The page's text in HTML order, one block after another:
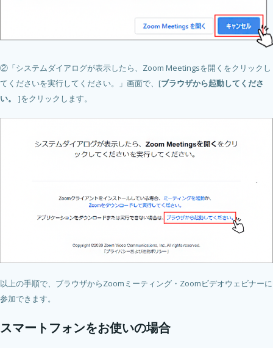
②「システムダイアログが表示したら、Zoom Meetingsを開くをクリックし
てくださいを実行してください。」画面で、[ブラウザから起動してくださ
い。
]をクリックします。
以上の手順で、ブラウザからZoomミーティング・Zoomビデオウェビナーに
参加できます。
スマートフォンをお使いの場合